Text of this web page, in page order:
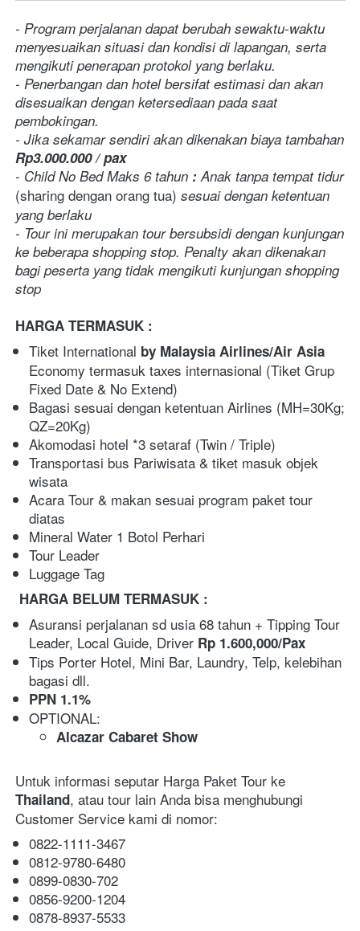
- Program perjalanan dapat berubah sewaktu-waktu
menyesuaikan situasi dan kondisi di lapangan, serta
mengikuti penerapan protokol yang berlaku.
- Penerbangan dan hotel bersifat estimasi dan akan
disesuaikan dengan ketersediaan pada saat
pembokingan.
Rp3.000.000 / pax
- Child No Bed Maks 6 tahun : Anak tanpa tempat tidur
(sharing dengan orang tua) sesuai dengan ketentuan
yang berlaku
- Tour ini merupakan tour bersubsidi dengan kunjungan
ke beberapa shopping stop. Penalty akan dikenakan
bagi peserta yang tidak mengikuti kunjungan shopping
stop
HARGA TERMASUK :
Tiket International by Malaysia Airlines/Air Asia
Economy termasuk taxes internasional (Tiket Grup
Fixed Date & No Extend)
Bagasi sesuai dengan ketentuan Airlines (MH=30Kg;
QZ=20Kg)
Akomodasi hotel *3 setaraf (Twin / Triple)
Transportasi bus Pariwisata & tiket masuk objek
wisata
Acara Tour & makan sesuai program paket tour
diatas
Mineral Water 1 Botol Perhari
Tour Leader
Luggage Tag
HARGA BELUM TERMASUK :
Asuransi perjalanan sd usia 68 tahun + Tipping Tour
Leader, Local Guide, Driver Rp 1.600,000/Pax
Tips Porter Hotel, Mini Bar, Laundry, Telp, kelebihan
bagasi dll.
PPN 1.1%
OPTIONAL:
Alcazar Cabaret Show
Thailand, atau tour lain Anda bisa menghubungi
Customer Service kami di nomor:
0822-1111-3467
0812-9780-6480
0899-0830-702
0856-9200-1204
0878-8937-5533